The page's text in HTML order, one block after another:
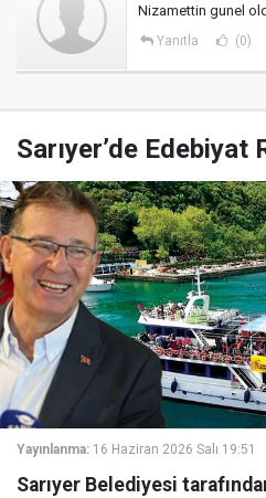
Nizamettin gunel
Yanıtla (0)
Sarıyer’de Edebiyat
Yayınlanma: 16 Haziran 2026 Salı 19:51
Sarıyer Belediyesi